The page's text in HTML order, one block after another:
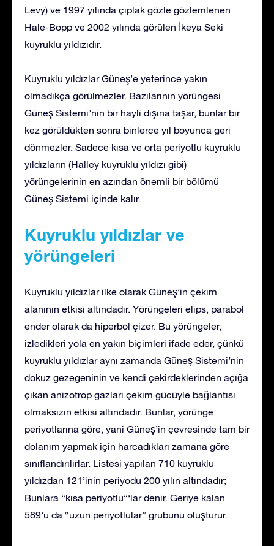
Levy) ve 1997 yılında çıplak gözle gözlemlenen
Hale-Bopp ve 2002 yılında görülen İkeya Seki
kuyruklu yıldızıdır.
Kuyruklu yıldızlar Güneş’e yeterince yakın
olmadıkça görülmezler. Bazılarının yörüngesi
Güneş Sistemi’nin bir hayli dışına taşar, bunlar bir
kez görüldükten sonra binlerce yıl boyunca geri
dönmezler. Sadece kısa ve orta periyotlu kuyruklu
yıldızların (Halley kuyruklu yıldızı gibi)
yörüngelerinin en azından önemli bir bölümü
Güneş Sistemi içinde kalır.
Kuyruklu yıldızlar ve
yörüngeleri
Kuyruklu yıldızlar ilke olarak Güneş’in çekim
alanının etkisi altındadır. Yörüngeleri elips, parabol
ender olarak da hiperbol çizer. Bu yörüngeler,
izledikleri yola en yakın biçimleri ifade eder, çünkü
kuyruklu yıldızlar aynı zamanda Güneş Sistemi’nin
dokuz gezegeninin ve kendi çekirdeklerinden açığa
çıkan anizotrop gazları çekim gücüyle bağlantısı
olmaksızın etkisi altındadır. Bunlar, yörünge
periyotlarına göre, yani Güneş’in çevresinde tam bir
dolanım yapmak için harcadıkları zamana göre
sınıflandırılırlar. Listesi yapılan 710 kuyruklu
yıldızdan 121’inin periyodu 200 yılın altındadır;
Bunlara “kısa periyotlu”‘lar denir. Geriye kalan
589’u da “uzun periyotlular” grubunu oluşturur.